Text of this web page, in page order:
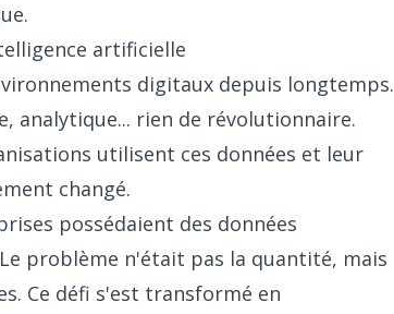
artificielle
digitaux depuis longtemps.
analytique... rien de révolutionnaire.
utilisent ces données et leur
changé.
possédaient des données
problème n'était pas la quantité, mais
Ce défi s'est transformé en